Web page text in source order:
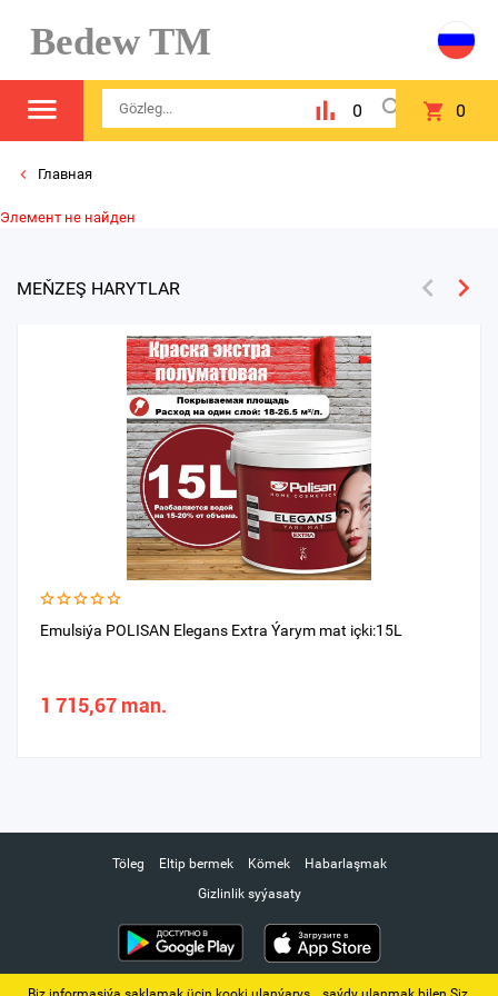
Bedew TM
0 0
Главная
Элемент не найден
MEŇZEŞ HARYTLAR
Emulsiýa POLISAN Elegans Eхtra Ýarym mat içki:15L
1 715,67 man.
Töleg Eltip bermek Kömek
Habarlaşmak
Gizlinlik syýasaty